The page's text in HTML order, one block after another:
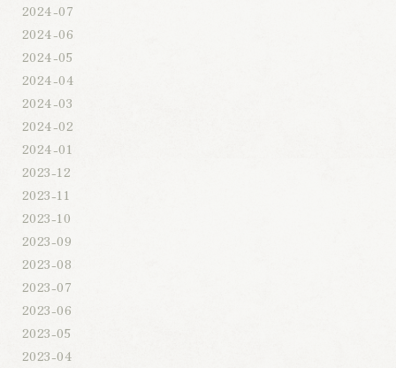
2024-07
2024-06
2024-05
2024-04
2024-03
2024-02
2024-01
2023-12
2023-11
2023-10
2023-09
2023-08
2023-07
2023-06
2023-05
2023-04